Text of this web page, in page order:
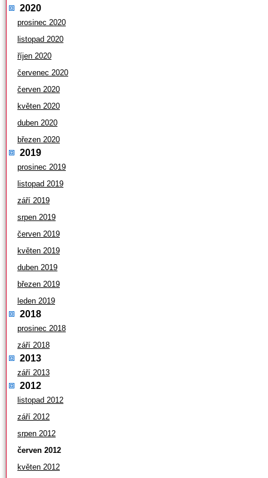
2020
prosinec 2020
listopad 2020
říjen 2020
červenec 2020
červen 2020
květen 2020
duben 2020
březen 2020
2019
prosinec 2019
listopad 2019
září 2019
srpen 2019
červen 2019
květen 2019
duben 2019
březen 2019
leden 2019
2018
prosinec 2018
září 2018
2013
září 2013
2012
listopad 2012
září 2012
srpen 2012
červen 2012
květen 2012